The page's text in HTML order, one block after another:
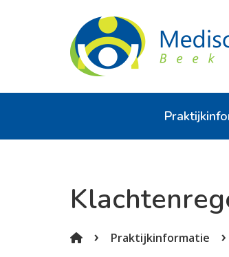
Inschrijven
Praktijkinformatie